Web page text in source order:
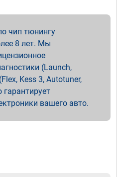
чип тюнингу
8 лет. Мы
(Launch,
Kess 3, Autotuner,
гарантирует
вашего авто.